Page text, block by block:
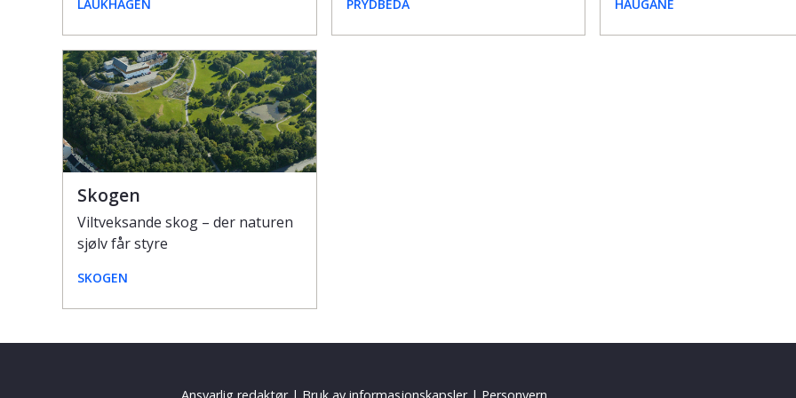
LAUKHAGEN PRYDBEDA HAUGANE
Skogen
Viltveksande skog – der naturen
sjølv får styre
SKOGEN